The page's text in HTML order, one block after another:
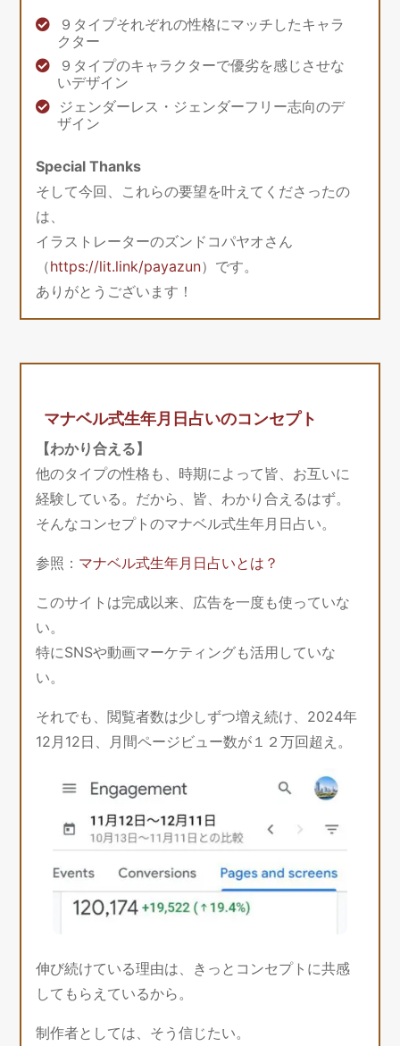
９タイプそれぞれの性格にマッチしたキャラ
クター
９タイプのキャラクターで優劣を感じさせな
いデザイン
ジェンダーレス・ジェンダーフリー志向のデ
ザイン
Special Thanks
そして今回、これらの要望を叶えてくださったの
は、
イラストレーターのズンドコパヤオさん
（https://lit.link/payazun）です。
ありがとうございます！
マナベル式生年月日占いのコンセプト
【わかり合える】
他のタイプの性格も、時期によって皆、お互いに
経験している。だから、皆、わかり合えるはず。
そんなコンセプトのマナベル式生年月日占い。
参照： マナベル式生年月日占いとは？
このサイトは完成以来、広告を一度も使っていな
い。
特にSNSや動画マーケティングも活用していな
い。
それでも、閲覧者数は少しずつ増え続け、2024年
12月12日、月間ページビュー数が１２万回超え。
伸び続けている理由は、きっとコンセプトに共感
してもらえているから。
制作者としては、そう信じたい。